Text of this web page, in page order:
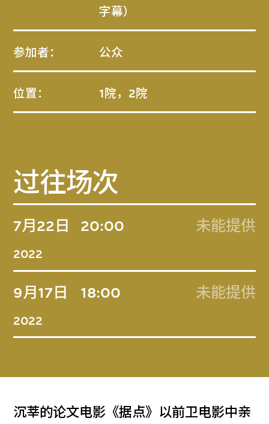
字幕）
参加者： 公众
位置： 1院，2院
过往场次
7月22日
2022
20:00 未能提供
9月17日
2022
18:00 未能提供
沉莘的论文电影《据点》以前卫电影中亲